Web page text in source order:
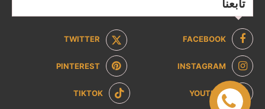
تابعنا
FACEBOOK
TWITTER
INSTAGRAM
PINTEREST
YOUTUBE
TIKTOK